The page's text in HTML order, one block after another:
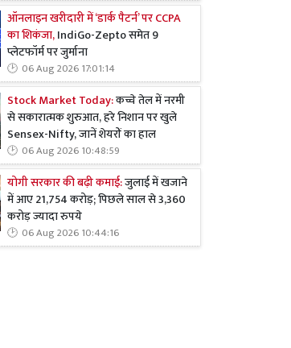
ऑनलाइन खरीदारी में ‘डार्क पैटर्न’ पर CCPA
का शिकंजा,IndiGo-Zepto समेत 9
प्लेटफॉर्म पर जुर्माना
06 Aug 2026 17:01:14
Stock Market Today:कच्चे तेल में नरमी
से सकारात्मक शुरुआत, हरे निशान पर खुले
Sensex-Nifty, जानें शेयरों का हाल
06 Aug 2026 10:48:59
योगी सरकार की बढ़ी कमाई:जुलाई में खजाने
में आए 21,754 करोड़; पिछले साल से 3,360
करोड़ ज्यादा रुपये
06 Aug 2026 10:44:16